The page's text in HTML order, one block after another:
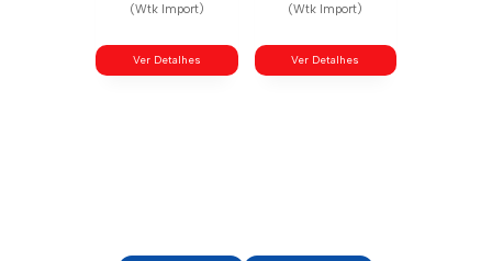
(Wtk Import)
Ver Detalhes
(Wtk Import)
Ver Detalhes